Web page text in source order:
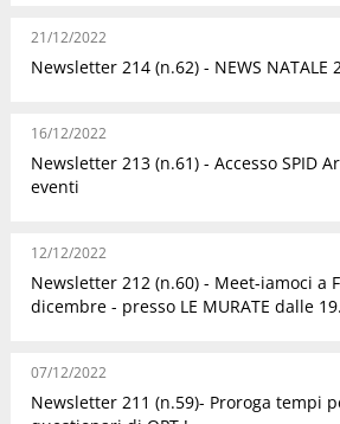
21/12/2022
Newsletter 214 (n.62) - NEWS NATALE
16/12/2022
Newsletter 213 (n.61) - Accesso SPID
eventi
12/12/2022
Newsletter 212 (n.60) - Meet-iamoci a
dicembre - presso LE MURATE dalle
07/12/2022
Newsletter 211 (n.59)- Proroga tempi